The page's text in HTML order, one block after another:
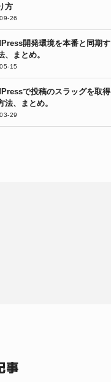
方
26
開発環境を本番と同期す
、まとめ。
15
で投稿のスラッグを取得
法、まとめ。
29
事